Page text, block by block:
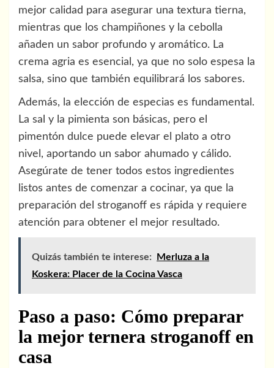
mejor calidad para asegurar una textura tierna,
mientras que los champiñones y la cebolla
añaden un sabor profundo y aromático. La
crema agria es esencial, ya que no solo espesa la
salsa, sino que también equilibrará los sabores.
Además, la elección de especias es fundamental.
La sal y la pimienta son básicas, pero el
pimentón dulce puede elevar el plato a otro
nivel, aportando un sabor ahumado y cálido.
Asegúrate de tener todos estos ingredientes
listos antes de comenzar a cocinar, ya que la
preparación del stroganoff es rápida y requiere
atención para obtener el mejor resultado.
Quizás también te interese:
Merluza a la
Koskera: Placer de la Cocina Vasca
Paso a paso: Cómo preparar
la mejor ternera stroganoff en
casa